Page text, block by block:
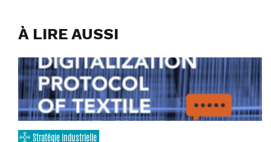
À LIRE AUSSI
Stratégie industrielle